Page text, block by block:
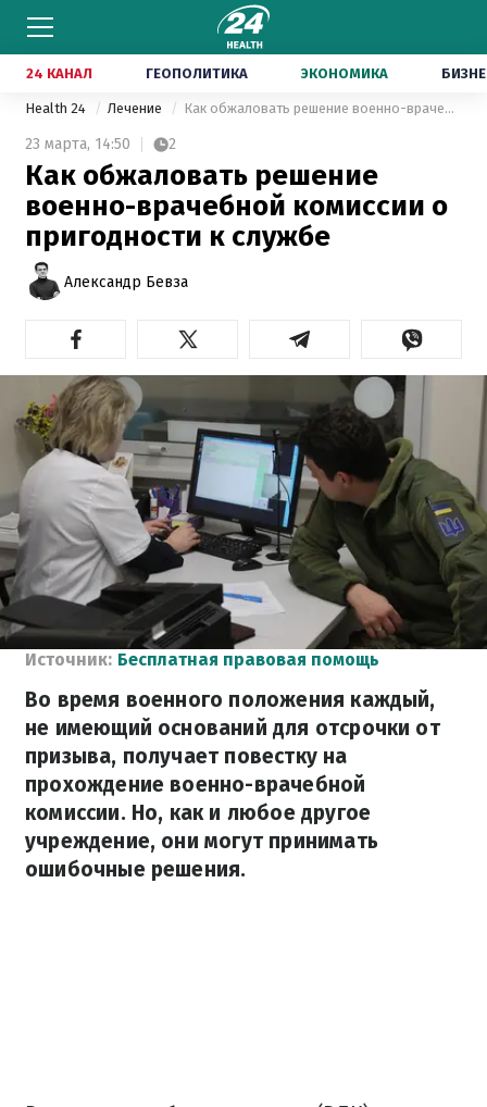
24 КАНАЛ ГЕОПОЛИТИКА ЭКОНОМИКА
Health 24 Лечение Как обжаловать решение военно-врачебной комиссии о пригодности к службе
23 марта, 14:50 2
Как обжаловать решение
военно-врачебной комиссии о
пригодности к службе
Александр Бевза
Источник: Бесплатная правовая помощь
Во время военного положения каждый,
не имеющий оснований для отсрочки от
призыва, получает повестку на
прохождение военно-врачебной
комиссии. Но, как и любое другое
учреждение, они могут принимать
ошибочные решения.